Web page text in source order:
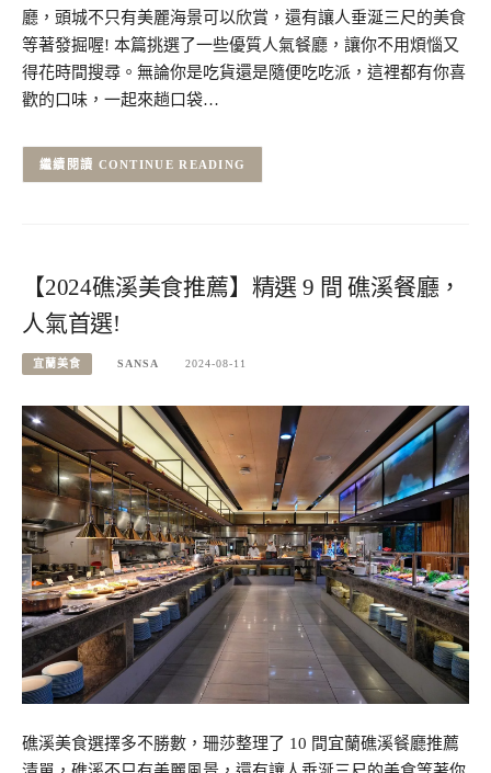
廳，頭城不只有美麗海景可以欣賞，還有讓人垂涎三尺的美食
等著發掘喔! 本篇挑選了一些優質人氣餐廳，讓你不用煩惱又
得花時間搜尋。無論你是吃貨還是隨便吃吃派，這裡都有你喜
歡的口味，一起來趟口袋…
CONTINUE READING
【2024礁溪美食推薦】精選 9 間 礁溪餐廳，
人氣首選!
宜蘭美食 SANSA 2024-08-11
礁溪美食選擇多不勝數，珊莎整理了 10 間宜蘭礁溪餐廳推薦